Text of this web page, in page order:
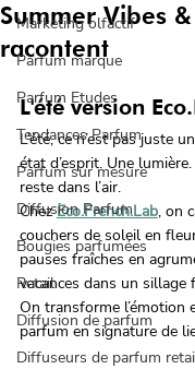
Marketing olfactif
Parfum marque
Parfum Etudes
Tendances Parfum
Parfum sur mesure
Diffusion Parfum
Bougies parfumées
Retail
Diffusion de parfum
Diffuseurs de parfum
Summer Vibes
racontent
L'été version
L’été, ce n’est pas juste
état d’esprit. Une
reste dans l’air.
Chez Eco.French.Lab, on
couchers de soleil en
pauses fraîches en
vacances dans un sillage
On transforme l’émotion
parfum en signature de